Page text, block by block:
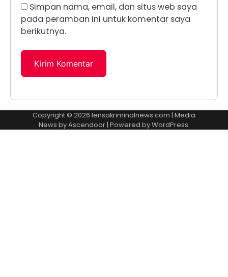
Simpan nama, email, dan situs web saya
pada peramban ini untuk komentar saya
berikutnya.
Copyright © 2026 lensakriminalnews.com | Media
News byAscendoor| Powered byWordPress.